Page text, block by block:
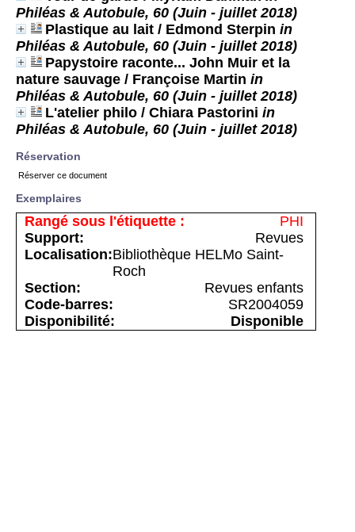
Philéas & Autobule, 60 (Juin - juillet 2018)
Plastique au lait / Edmond Sterpin in
Philéas & Autobule, 60 (Juin - juillet 2018)
Papystoire raconte... John Muir et la
nature sauvage / Françoise Martin in
Philéas & Autobule, 60 (Juin - juillet 2018)
L'atelier philo / Chiara Pastorini in
Philéas & Autobule, 60 (Juin - juillet 2018)
Réservation
Réserver ce document
Exemplaires
PHI
Revues
Bibliothèque HELMo Saint-
Roch
Revues enfants
SR2004059
Disponible